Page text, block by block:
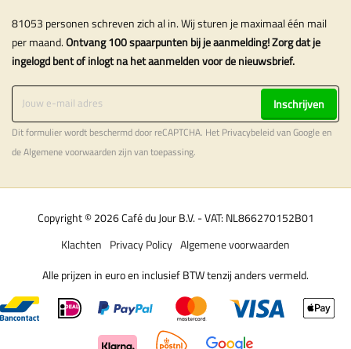
81053 personen schreven zich al in. Wij sturen je maximaal één mail
per maand.Ontvang 100 spaarpunten bij je aanmelding! Zorg dat je
ingelogd bent of inlogt na het aanmelden voor de nieuwsbrief.
Inschrijven
Dit formulier wordt beschermd door reCAPTCHA. Het Privacybeleidvan Google en
deAlgemene voorwaardenzijn van toepassing.
Copyright © 2026 Café du Jour B.V. - VAT: NL866270152B01
Algemene voorwaarden
Privacy Policy
Klachten
Alle prijzen in euro en inclusief BTW tenzij anders vermeld.